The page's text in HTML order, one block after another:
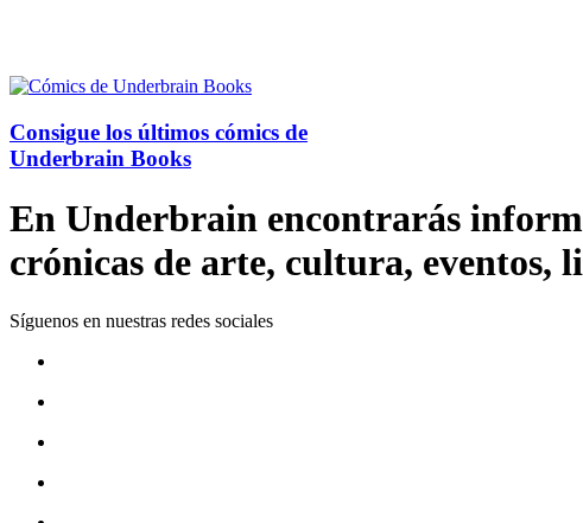
Consigue los últimos cómics de
Underbrain Books
En Underbrain encontrarás
crónicas de arte, cultura, eventos,
Síguenos en nuestras redes sociales